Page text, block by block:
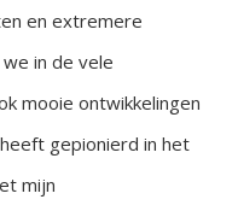
en extremere
in de vele
mooie ontwikkelingen
gepionierd in het
mijn